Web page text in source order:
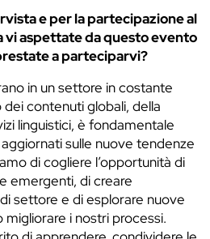
e per la partecipazione al
vi aspettate da questo evento
a parteciparvi?
in un settore in costante
contenuti globali, della
linguistici, è fondamentale
sulle nuove tendenze
di cogliere l’opportunità di
emergenti, di creare
settore e di esplorare nuove
i nostri processi.